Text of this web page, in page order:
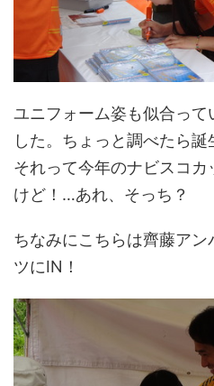
ユニフォーム姿も似合って
した。ちょっと調べたら
それって今年のナビスコ
けど！…あれ、そっち？
ちなみにこちらは齊藤ア
ツにIN！